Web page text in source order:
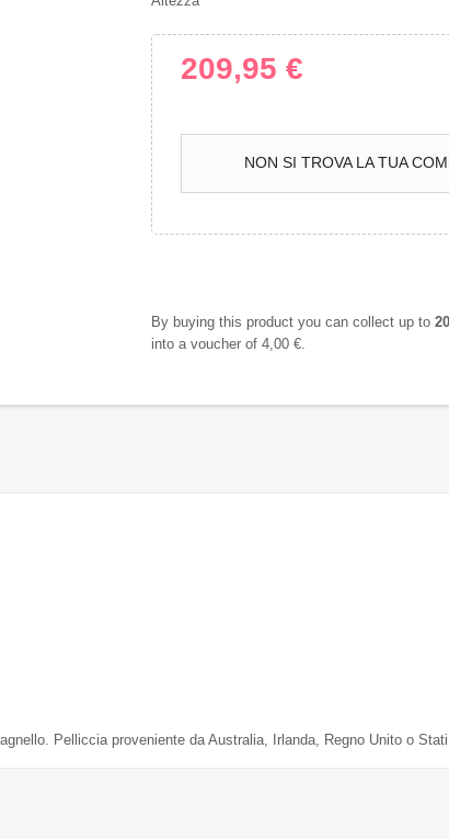
209,95 €
NON SI TROVA LA TUA
By buying this product you can collect up to 20
into a voucher of 4,00 €.
Pelliccia proveniente da Australia, Irlanda, Regno Unito o